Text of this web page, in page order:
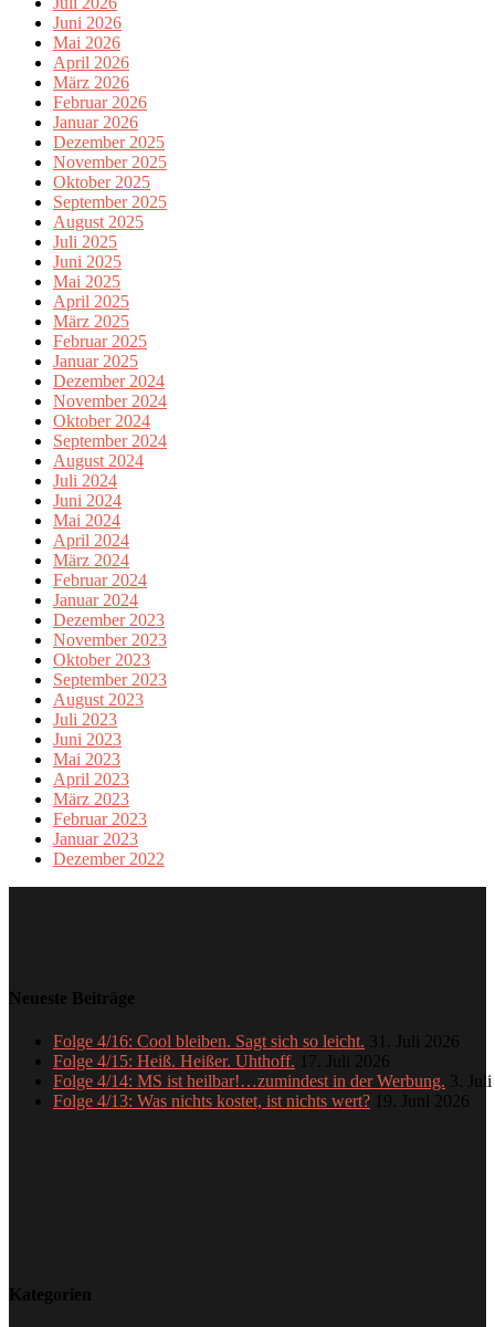
Juni 2026
Mai 2026
April 2026
März 2026
Februar 2026
Januar 2026
Dezember 2025
November 2025
Oktober 2025
September 2025
August 2025
Juli 2025
Juni 2025
Mai 2025
April 2025
März 2025
Februar 2025
Januar 2025
Dezember 2024
November 2024
Oktober 2024
September 2024
August 2024
Juli 2024
Juni 2024
Mai 2024
April 2024
März 2024
Februar 2024
Januar 2024
Dezember 2023
November 2023
Oktober 2023
September 2023
August 2023
Juli 2023
Juni 2023
Mai 2023
April 2023
März 2023
Februar 2023
Januar 2023
Dezember 2022
Neueste Beiträge
Folge 4/16: Cool bleiben. Sagt sich so leicht. 31. Juli 2026
Folge 4/15: Heiß. Heißer. Uhthoff. 17. Juli 2026
Folge 4/14: MS ist heilbar!…zumindest in der Werbung. 3.
Folge 4/13: Was nichts kostet, ist nichts wert? 19. Juni 2026
Kategorien